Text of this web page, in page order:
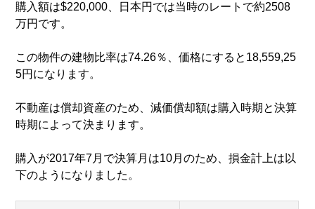
購入額は$220,000、日本円では当時のレートで約2508
万円です。
この物件の建物比率は74.26％、価格にすると18,559,25
5円になります。
不動産は償却資産のため、減価償却額は購入時期と決算
時期によって決まります。
購入が2017年7月で決算月は10月のため、損金計上は以
下のようになりました。